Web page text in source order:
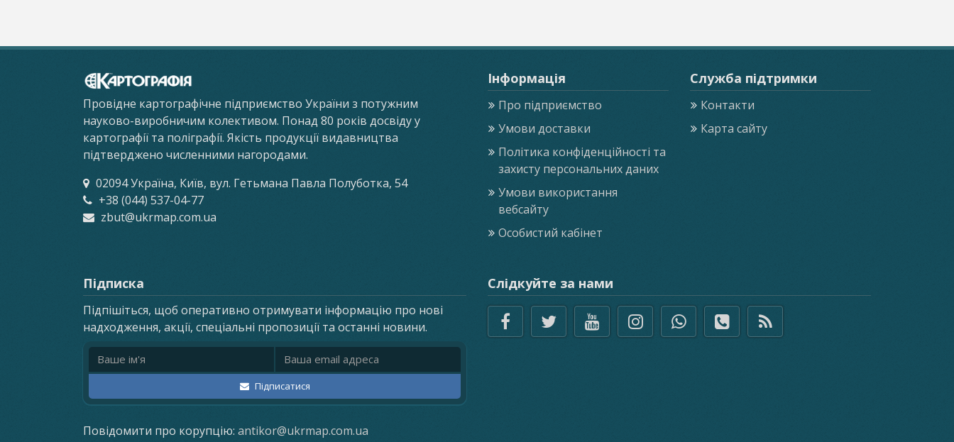
Провідне картографічне підприємство України з потужним
науково-виробничим колективом. Понад 80 років досвіду у
картографії та поліграфії. Якість продукції видавництва
підтверджено численними нагородами.
02094 Україна, Київ, вул. Гетьмана Павла Полуботка, 54
+38 (044) 537-04-77
zbut@ukrmap.com.ua
Інформація
Про підприємство
Умови доставки
Політика конфіденційності та
захисту персональних даних
Умови використання
вебсайту
Особистий кабінет
Служба підтримки
Контакти
Карта сайту
Підписка
Підпішіться, щоб оперативно отримувати інформацію про нові
надходження, акції, спеціальні пропозиції та останні новини.
Ім'я Email адреса
Підписатися
Слідкуйте за нами
Повідомити про корупцію: antikor@ukrmap.com.ua